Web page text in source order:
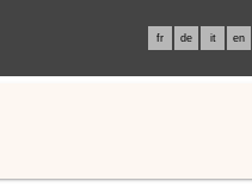
fr de it en